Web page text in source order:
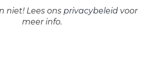
niet! Lees ons privacybeleidvoor
meer info.